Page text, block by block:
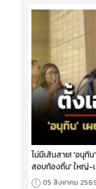
ไม่มีเส้นสาย! 'อนุทิ
สอบท้องถิ่น' ใหญ่-
05 สิงหาคม